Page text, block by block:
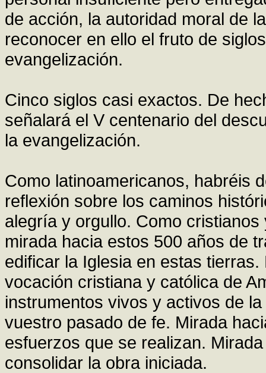
de acción, la autoridad moral de
reconocer en ello el fruto de
evangelización.
Cinco siglos casi exactos. De
señalará el V centenario del
la evangelización.
Como latinoamericanos, habréis
reflexión sobre los caminos
alegría y orgullo. Como
mirada hacia estos 500 años de
edificar la Iglesia en estas
vocación cristiana y católica de
instrumentos vivos y activos de
vuestro pasado de fe. Mirada
esfuerzos que se realizan.
consolidar la obra iniciada.